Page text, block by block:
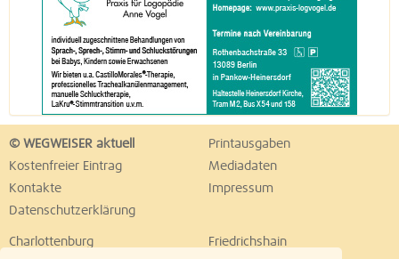
© WEGWEISER aktuell
Printausgaben
Kostenfreier Eintrag
Mediadaten
Kontakte
Impressum
Datenschutzerklärung
Charlottenburg
Friedrichshain